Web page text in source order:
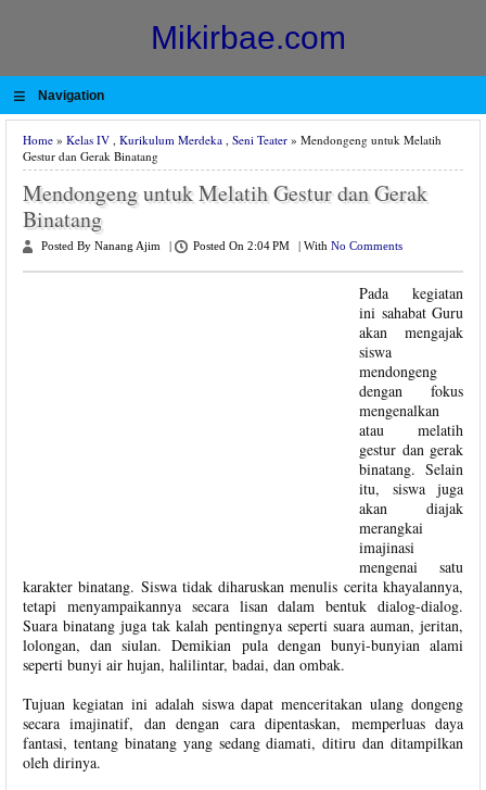
Mikirbae.com
≡ Navigation
Home » Kelas IV , Kurikulum Merdeka , Seni Teater » Mendongeng untuk Melatih
Gestur dan Gerak Binatang
Mendongeng untuk Melatih Gestur dan Gerak
Binatang
Posted By Nanang Ajim Posted On 2:04 PM With No Comments
Pada kegiatan
ini sahabat Guru
akan mengajak
siswa
mendongeng
dengan fokus
mengenalkan
atau melatih
gestur dan gerak
binatang. Selain
itu, siswa juga
akan diajak
merangkai
imajinasi
mengenai satu
karakter binatang. Siswa tidak diharuskan menulis cerita khayalannya,
tetapi menyampaikannya secara lisan dalam bentuk dialog-dialog.
Suara binatang juga tak kalah pentingnya seperti suara auman, jeritan,
lolongan, dan siulan. Demikian pula dengan bunyi-bunyian alami
seperti bunyi air hujan, halilintar, badai, dan ombak.
Tujuan kegiatan ini adalah siswa dapat menceritakan ulang dongeng
secara imajinatif, dan dengan cara dipentaskan, memperluas daya
fantasi, tentang binatang yang sedang diamati, ditiru dan ditampilkan
oleh dirinya.